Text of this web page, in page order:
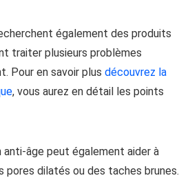
également des produits
traiter plusieurs problèmes
Pour en savoir plus découvrez la
, vous aurez en détail les points
anti-âge peut également aider à
pores dilatés ou des taches brunes.